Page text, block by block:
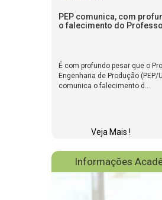
PEP comunica, com
o falecimento do
É com profundo pesar que o
Engenharia de Produção (PEP/
comunica o falecimento d...
Veja Mais !
Informações